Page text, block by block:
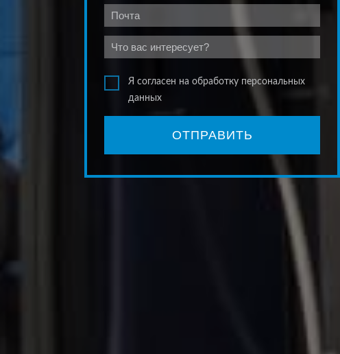
Я согласен на обработку персональных
данных